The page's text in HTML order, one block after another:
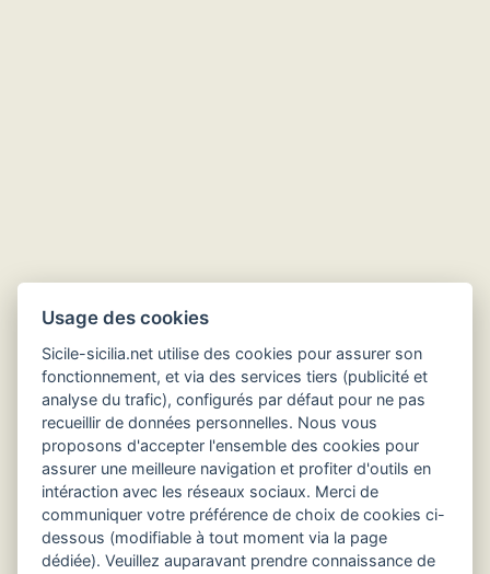
Hôtels en Sicile
Usage des cookies
Sicile-sicilia.net utilise des cookies pour assurer son
fonctionnement, et via des services tiers (publicité et
analyse du trafic), configurés par défaut pour ne pas
recueillir de données personnelles. Nous vous
proposons d'accepter l'ensemble des cookies pour
assurer une meilleure navigation et profiter d'outils en
intéraction avec les réseaux sociaux. Merci de
communiquer votre préférence de choix de cookies ci-
dessous (modifiable à tout moment via la page
dédiée). Veuillez auparavant prendre connaissance de